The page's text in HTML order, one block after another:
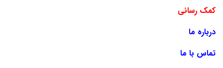
کمک رسانی
درباره ما
تماس با ما